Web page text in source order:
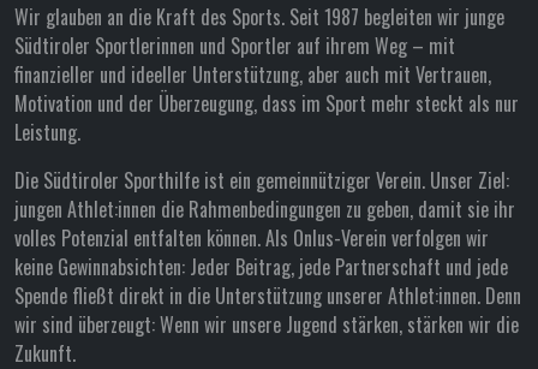
Wir glauben an die Kraft des Sports. Seit 1987 begleiten wir junge
Südtiroler Sportlerinnen und Sportler auf ihrem Weg – mit
finanzieller und ideeller Unterstützung, aber auch mit Vertrauen,
Motivation und der Überzeugung, dass im Sport mehr steckt als nur
Leistung.
Die Südtiroler Sporthilfe ist ein gemeinnütziger Verein. Unser Ziel:
jungen Athlet:innen die Rahmenbedingungen zu geben, damit sie ihr
volles Potenzial entfalten können. Als Onlus-Verein verfolgen wir
keine Gewinnabsichten: Jeder Beitrag, jede Partnerschaft und jede
Spende fließt direkt in die Unterstützung unserer Athlet:innen. Denn
wir sind überzeugt: Wenn wir unsere Jugend stärken, stärken wir die
Zukunft.